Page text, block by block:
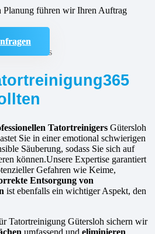
Planung führen wir Ihren Auftrag
Tatortreinigers Gütersloh
Sie in einer emotional schwierigen
Säuberung, sodass Sie sich auf
können.Unsere Expertise garantiert
Gefahren wie Keime,
Entsorgung von
ist ebenfalls ein wichtiger Aspekt, den
Tatortreinigung Gütersloh sichern wir
umfassend und eliminieren